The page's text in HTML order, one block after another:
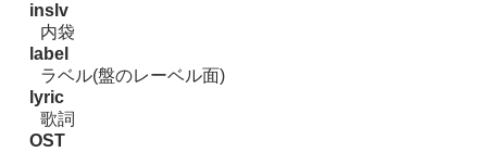
inslv
内袋
label
ラベル(盤のレーベル面)
lyric
歌詞
OST